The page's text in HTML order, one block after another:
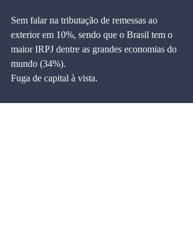
Sem falar na tributação de remessas ao
exterior em 10%, sendo que o Brasil tem o
maior IRPJ dentre as grandes economias do
mundo (34%).
Fuga de capital à vista.